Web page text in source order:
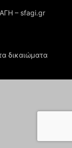
– sfagi.gr
δικαιώματα